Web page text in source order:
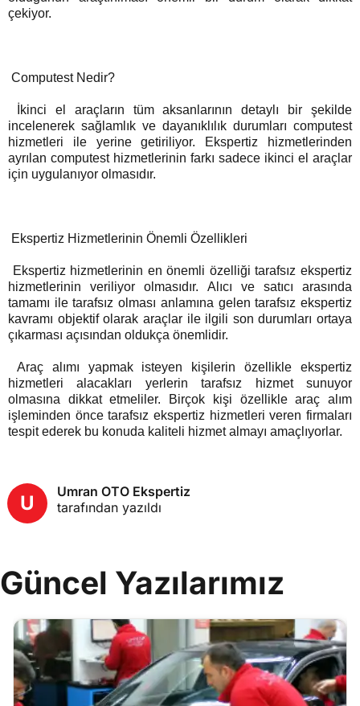
çekiyor.
Computest Nedir?
İkinci el araçların tüm aksanlarının detaylı bir şekilde
incelenerek sağlamlık ve dayanıklılık durumları computest
hizmetleri ile yerine getiriliyor. Ekspertiz hizmetlerinden
ayrılan computest hizmetlerinin farkı sadece ikinci el araçlar
için uygulanıyor olmasıdır.
Ekspertiz Hizmetlerinin Önemli Özellikleri
Ekspertiz hizmetlerinin en önemli özelliği tarafsız ekspertiz
hizmetlerinin veriliyor olmasıdır. Alıcı ve satıcı arasında
tamamı ile tarafsız olması anlamına gelen tarafsız ekspertiz
kavramı objektif olarak araçlar ile ilgili son durumları ortaya
çıkarması açısından oldukça önemlidir.
Araç alımı yapmak isteyen kişilerin özellikle ekspertiz
hizmetleri alacakları yerlerin tarafsız hizmet sunuyor
olmasına dikkat etmeliler. Birçok kişi özellikle araç alım
işleminden önce tarafsız ekspertiz hizmetleri veren firmaları
tespit ederek bu konuda kaliteli hizmet almayı amaçlıyorlar.
U
Umran OTO Ekspertiz
tarafından yazıldı
Güncel Yazılarımız